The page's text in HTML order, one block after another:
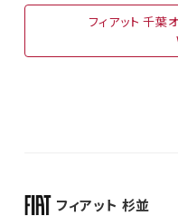
フィアット 千葉
フィアット 杉並